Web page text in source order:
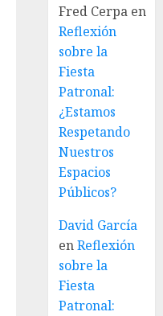
Fred Cerpa en
Reflexión
sobre la
Fiesta
Patronal:
¿Estamos
Respetando
Nuestros
Espacios
Públicos?
David García
enReflexión
sobre la
Fiesta
Patronal: